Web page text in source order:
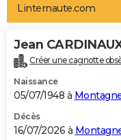
Art de vivre
Bien-être
Loisirs
Mode
Modes de vie
Alimentation
Guide de la santé
Maladies
Médicaments
Sommeil
VOYAGE
Destinations
City break
Voyage nature
Voyage de noces
Forum
Climat
+PHOTO
GUIDES D'ACHAT
BONS PLANS
Linternaute.com
Jean
Créer une cagnotte
Naissance
05/07/1948 à
Décès
16/07/2026 à